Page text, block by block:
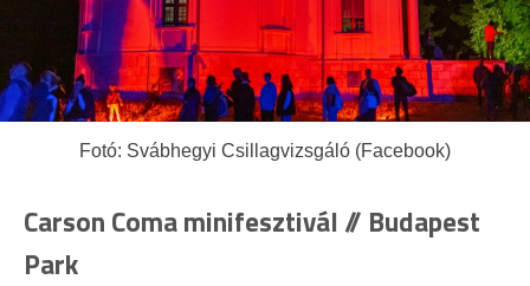
Fotó: Svábhegyi Csillagvizsgáló (Facebook)
Carson Coma minifesztivál // Budapest
Park